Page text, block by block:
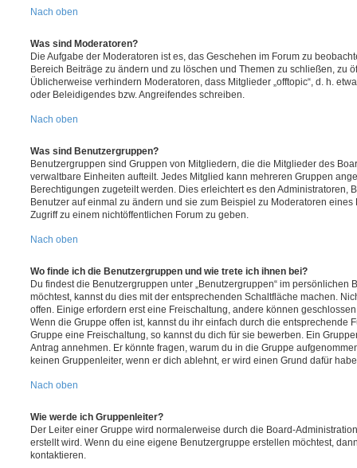
Nach oben
Was sind Moderatoren?
Die Aufgabe der Moderatoren ist es, das Geschehen im Forum zu
Bereich Beiträge zu ändern und zu löschen und Themen zu schließen, zu
Üblicherweise verhindern Moderatoren, dass Mitglieder „offtopic“, d. h.
oder Beleidigendes bzw. Angreifendes schreiben.
Nach oben
Was sind Benutzergruppen?
Benutzergruppen sind Gruppen von Mitgliedern, die die Mitglieder des
verwaltbare Einheiten aufteilt. Jedes Mitglied kann mehreren Gruppen
Berechtigungen zugeteilt werden. Dies erleichtert es den Administratoren,
Benutzer auf einmal zu ändern und sie zum Beispiel zu Moderatoren
Zugriff zu einem nichtöffentlichen Forum zu geben.
Nach oben
Wo finde ich die Benutzergruppen und wie trete ich ihnen bei?
Du findest die Benutzergruppen unter „Benutzergruppen“ im persönlichen
möchtest, kannst du dies mit der entsprechenden Schaltfläche machen.
offen. Einige erfordern erst eine Freischaltung, andere können
Wenn die Gruppe offen ist, kannst du ihr einfach durch die entsprechende
Gruppe eine Freischaltung, so kannst du dich für sie bewerben. Ein
Antrag annehmen. Er könnte fragen, warum du in die Gruppe
keinen Gruppenleiter, wenn er dich ablehnt, er wird einen Grund dafür
Nach oben
Wie werde ich Gruppenleiter?
Der Leiter einer Gruppe wird normalerweise durch die Board-
erstellt wird. Wenn du eine eigene Benutzergruppe erstellen möchtest,
kontaktieren.